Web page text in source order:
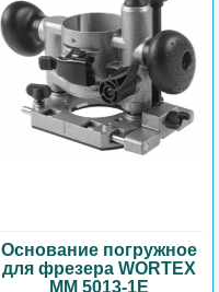
Основание погружное
для фрезера WORTEX
MM 5013-1E